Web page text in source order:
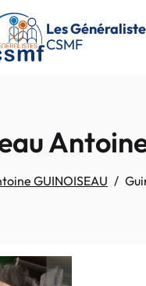
Les
CSMF
GUINOISEAU